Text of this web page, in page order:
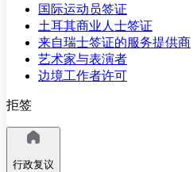
国际运动员签证
土耳其商业人士签证
来自瑞士签证的服务提供商
艺术家与表演者
边境工作者许可
拒签
行政复议